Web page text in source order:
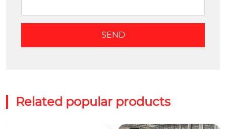
Related popular products